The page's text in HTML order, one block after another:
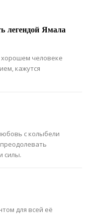
легендой Ямала
человеке
кажутся
с колыбели
силы.
для всей её